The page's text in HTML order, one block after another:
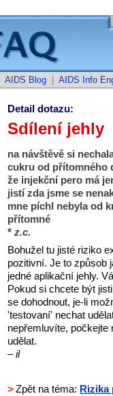
AIDS Blog AIDS Info
Detail dotazu:
Sdílení jehly
na návštěvě si
cukru od přítomného
že injekční pero má
jistí zda jsme se
mne píchl nebyla od
přítomné
* z.c.
Bohužel tu jisté riziko
pozitivní. Je to způsob
jedné aplikační jehly.
Pokud si chcete být
se dohodnout, je-li
'testovaní' nechat
nepřemluvíte, počkejte
udělat.
– il
>Zpět na téma: Rizika